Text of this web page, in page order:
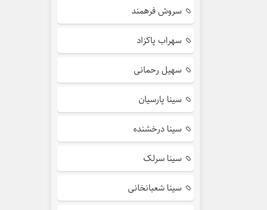
سروش فرهمند
سهراب پاکزاد
سهیل رحمانی
سینا پارسیان
سینا درخشنده
سینا سرلک
سینا شعبانخانی